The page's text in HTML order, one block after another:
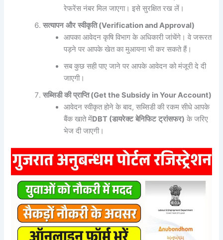
रेफरेंस नंबर मिल जाएगा। इसे सुरक्षित रख लें।
सत्यापन और स्वीकृति(Verification and Approval)
आपका आवेदन कृषि विभाग के अधिकारी जांचेंगे। वे जरूरत
पड़ने पर आपके खेत का मुआयना भी कर सकते हैं।
सब कुछ सही पाए जाने पर आपके आवेदन को मंजूरी दे दी
जाएगी।
सब्सिडी की प्राप्ति(Get the Subsidy in Your Account)
आवेदन स्वीकृत होने के बाद, सब्सिडी की रकम सीधे आपके
बैंक खाते मेंDBT (डायरेक्ट बेनिफिट ट्रांसफर) के जरिए
भेज दी जाएगी।